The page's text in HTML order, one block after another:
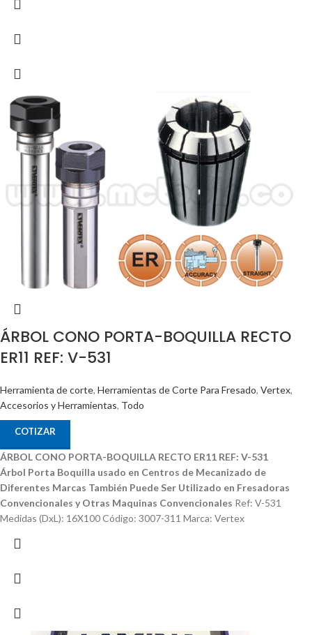
ÁRBOL CONO PORTA-BOQUILLA RECTO
ER11 REF: V-531
Herramienta de corte, Herramientas de Corte Para Fresado, Vertex,
Accesorios y Herramientas, Todo
COTIZAR
ÁRBOL CONO PORTA-BOQUILLA RECTO ER11 REF: V-531
Árbol Porta Boquilla usado en Centros de Mecanizado de
Diferentes Marcas También Puede Ser Utilizado en Fresadoras
Convencionales y Otras Maquinas Convencionales Ref: V-531
Medidas (DxL): 16X100 Código: 3007-311 Marca: Vertex